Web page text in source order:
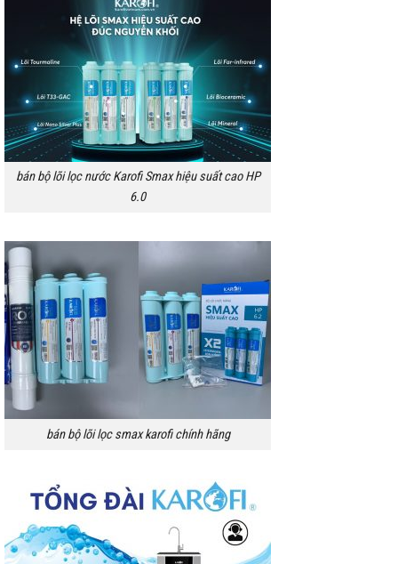
bán bộ lõi lọc nước Karofi Smax hiệu suất cao HP
6.0
bán bộ lõi lọc smax karofi chính hãng